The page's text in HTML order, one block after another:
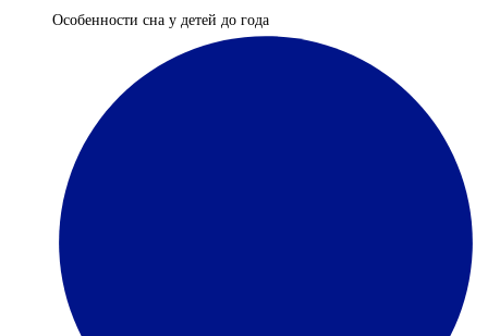
Особенности сна у детей до года